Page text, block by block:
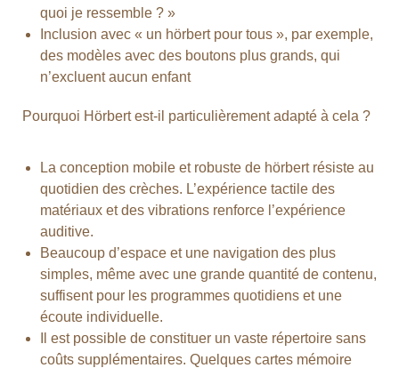
quoi je ressemble ? »
Inclusion avec « un hörbert pour tous », par exemple,
des modèles avec des boutons plus grands, qui
n’excluent aucun enfant
Pourquoi Hörbert est-il particulièrement adapté à cela ?
La conception mobile et robuste de hörbert résiste au
quotidien des crèches. L’expérience tactile des
matériaux et des vibrations renforce l’expérience
auditive.
Beaucoup d’espace et une navigation des plus
simples, même avec une grande quantité de contenu,
suffisent pour les programmes quotidiens et une
écoute individuelle.
Il est possible de constituer un vaste répertoire sans
coûts supplémentaires. Quelques cartes mémoire